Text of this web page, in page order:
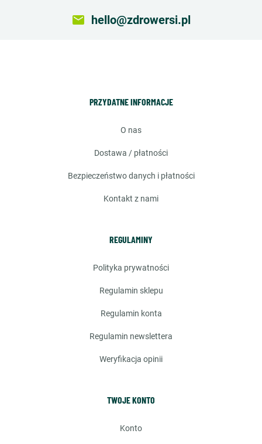
email hello@zdrowersi.pl
PRZYDATNE INFORMACJE
o nas
dostawa / płatności
bezpieczeństwo danych i płatności
kontakt z nami
REGULAMINY
polityka prywatności
regulamin sklepu
regulamin konta
regulamin newslettera
weryfikacja opinii
TWOJE KONTO
konto